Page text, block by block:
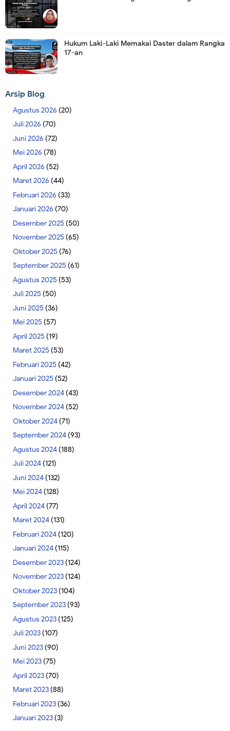
Hukum Laki-Laki Memakai Daster dalam Rangka
17-an
Arsip Blog
Agustus 2026 (20)
Juli 2026 (70)
Juni 2026 (72)
Mei 2026 (78)
April 2026 (52)
Maret 2026 (44)
Februari 2026 (33)
Januari 2026 (70)
Desember 2025 (50)
November 2025 (65)
Oktober 2025 (76)
September 2025 (61)
Agustus 2025 (53)
Juli 2025 (50)
Juni 2025 (36)
Mei 2025 (57)
April 2025 (19)
Maret 2025 (53)
Februari 2025 (42)
Januari 2025 (52)
Desember 2024(43)
November 2024(52)
Oktober 2024(71)
September 2024(93)
Agustus 2024(188)
Juli 2024(121)
Juni 2024(132)
Mei 2024(128)
April 2024(77)
Maret 2024(131)
Februari 2024(120)
Januari 2024(115)
Desember 2023(124)
November 2023(124)
Oktober 2023(104)
September 2023(93)
Agustus 2023(125)
Juli 2023(107)
Juni 2023(90)
Mei 2023(75)
April 2023(70)
Maret 2023(88)
Februari 2023(36)
Januari 2023(3)